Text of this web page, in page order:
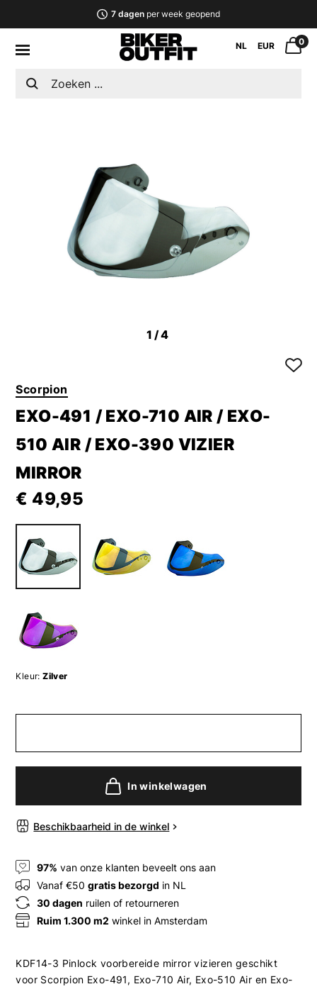
7 dagenper week geopend
NL EUR 0
1 /4
Scorpion
EXO-491 / EXO-710 AIR / EXO-
510 AIR / EXO-390 VIZIER
MIRROR
€ 49,95
Kleur: Zilver
In winkelwagen
Beschikbaarheid in de winkel
97% van onze klanten beveelt ons aan
Vanaf €50gratis bezorgd in NL
30 dagen ruilen of retourneren
Ruim 1.300 m2 winkel in Amsterdam
KDF14-3 Pinlock voorbereide mirror vizieren geschikt
voor Scorpion Exo-491, Exo-710 Air, Exo-510 Air en Exo-